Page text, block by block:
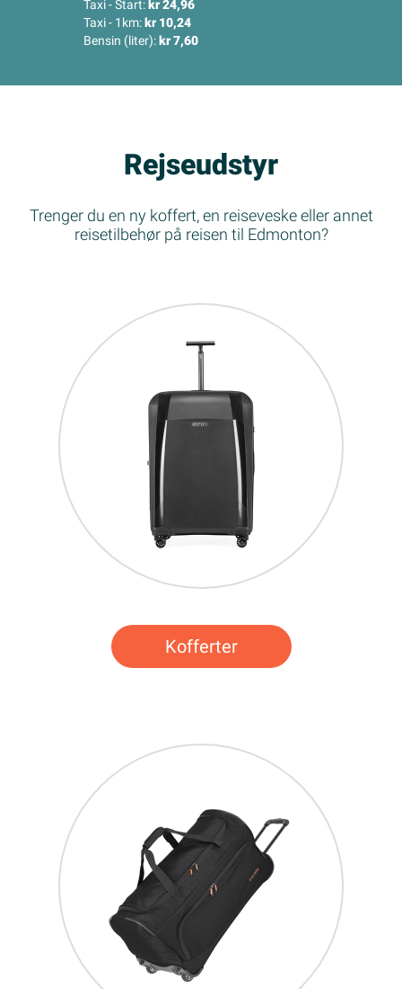
Taxi - Start:kr 24,96
Taxi - 1km:kr 10,24
Bensin (liter):kr 7,60
Rejseudstyr
Trenger du en ny koffert, en reiseveske eller annet
reisetilbehør på reisen til Edmonton?
Kofferter